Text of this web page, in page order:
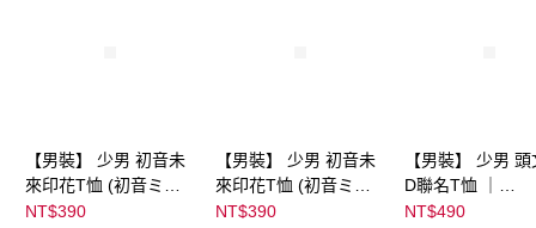
【男裝】 少男 初音未
來印花T恤 (初音ミク)
｜
NT$390
【男裝】 少男 初音未
來印花T恤 (初音ミク)
｜
NT$390
【男裝】 少男
D聯名T恤 ｜
NT$490